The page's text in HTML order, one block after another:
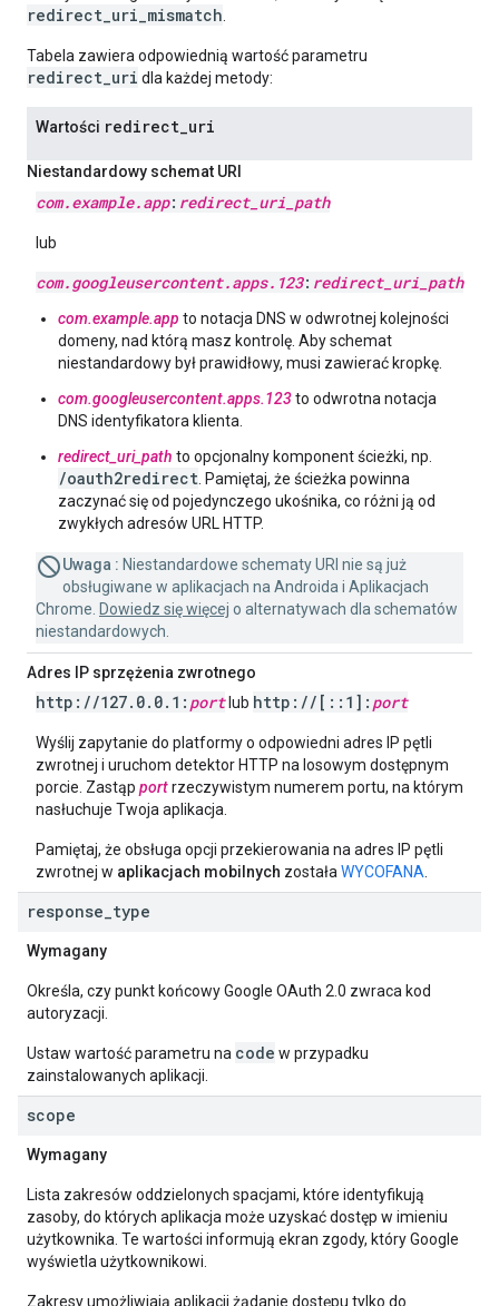
redirect_uri_mismatch
Tabela zawiera odpowiednią wartość parametru
redirect_uri dla każdej metody:
Wartości redirect uri
Niestandardowy schemat URI
com.example.app: redirect_ uri path
lub
com.googleusercontent.apps. 123: redirect_ uri path
com.example.app to notacja DNS w odwrotnej kolejności
domeny, nad którą masz kontrolę. Aby schemat
niestandardowy był prawidłowy, musi zawierać kropkę.
com.googleusercontent.apps.123to odwrotna notacja
DNS identyfikatora klienta.
redirect_uri_path to opcjonalny komponent ścieżki, np.
/oauth2redirect . Pamiętaj, że ścieżka powinna
zaczynać się od pojedynczego ukośnika, co różni ją od
zwykłych adresów URL HTTP.
Uwaga : Niestandardowe schematy URI nie są już
obsługiwane w aplikacjach na Androida i Aplikacjach
Chrome. Dowiedz się więcej o alternatywach dla schematów
niestandardowych.
Adres IP sprzężenia zwrotnego
http: //127. 0. 0. 1: portlub http: // [ :: 1]: port
Wyślij zapytanie do platformy o odpowiedni adres IP pętli
zwrotnej i uruchom detektor HTTP na losowym dostępnym
porcie. Zastąp portrzeczywistym numerem portu, na którym
nasłuchuje Twoja aplikacja.
Pamiętaj, że obsługa opcji przekierowania na adres IP pętli
zwrotnej w aplikacjach mobilnych została WYCOFANA
response type
Wymagany
Określa, czy punkt końcowy Google OAuth 2.0 zwraca kod
autoryzacji.
Ustaw wartość parametru na code w przypadku
zainstalowanych aplikacji.
scope
Wymagany
Lista zakresów oddzielonych spacjami, które identyfikują
zasoby, do których aplikacja może uzyskać dostęp w imieniu
użytkownika. Te wartości informują ekran zgody, który Google
wyświetla użytkownikowi.
Zakresy umożliwiają aplikacji żądanie dostępu tylko do